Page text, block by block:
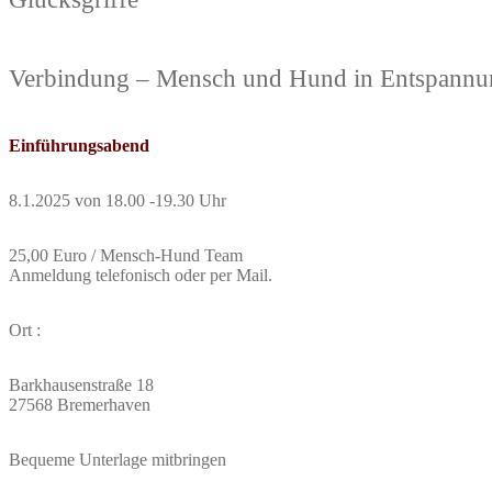
Verbindung – Mensch und Hund in
Einführungsabend
8.1.2025 von 18.00 -19.30 Uhr
25,00 Euro / Mensch-Hund Team
Anmeldung telefonisch oder per Mail.
Ort :
Barkhausenstraße 18
27568 Bremerhaven
Bequeme Unterlage mitbringen